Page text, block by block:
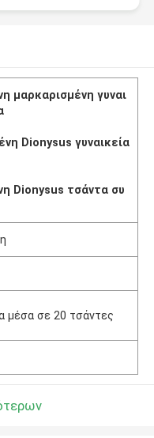
μαρκαρισμένη γυναι
Dionysus γυναικεία
Dionysus τσάντα συ
μέσα σε 20 τσάντες